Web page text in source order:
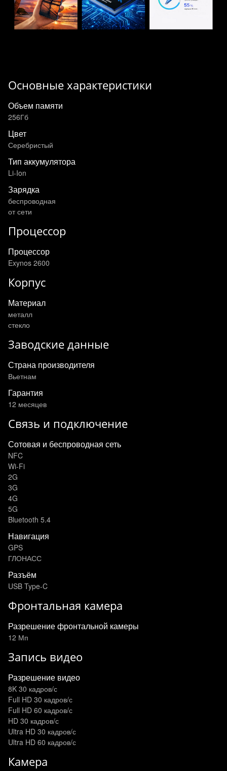
Основные характеристики
Объем памяти
256Гб
Цвет
Серебристый
Тип аккумулятора
Li-Ion
Зарядка
беспроводная
от сети
Процессор
Процессор
Exynos 2600
Корпус
Материал
металл
стекло
Заводские данные
Страна производителя
Вьетнам
Гарантия
12 месяцев
Связь и подключение
Сотовая и беспроводная сеть
NFC
Wi-Fi
2G
3G
4G
5G
Bluetooth 5.4
Навигация
GPS
ГЛОНАСС
Разъём
USB Type-C
Фронтальная камера
Разрешение фронтальной камеры
12 Мп
Запись видео
Разрешение видео
8K 30 кадров/с
Full HD 30 кадров/с
Full HD 60 кадров/с
HD 30 кадров/с
Ultra HD 30 кадров/с
Ultra HD 60 кадров/с
Камера